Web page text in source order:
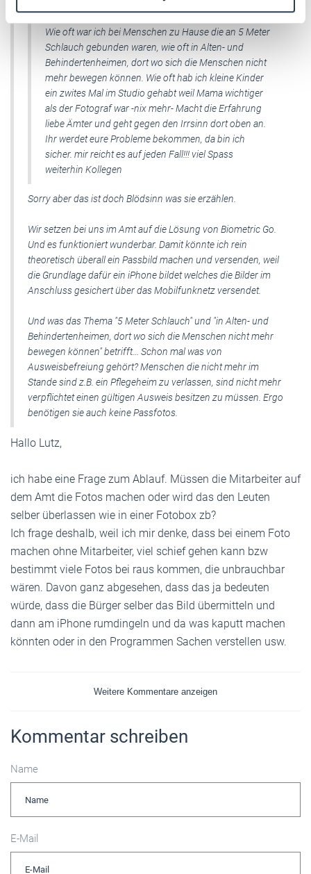
Weitere Informationen:Impressum Datenschutz
sehen wie sie ohne uns Fotografen zurecht kommen.
Wie oft war ich bei Menschen zu Hause die an 5 Meter
Schlauch gebunden waren, wie oft in Alten- und
Behindertenheimen, dort wo sich die Menschen nicht
mehr bewegen können. Wie oft hab ich kleine Kinder
ein zwites Mal im Studio gehabt weil Mama wichtiger
als der Fotograf war -nix mehr- Macht die Erfahrung
liebe Ämter und geht gegen den Irrsinn dort oben an.
Ihr werdet eure Probleme bekommen, da bin ich
sicher. mir reicht es auf jeden Fall!!! viel Spass
weiterhin Kollegen
Sorry aber das ist doch Blödsinn was sie erzählen.
Wir setzen bei uns im Amt auf die Lösung von Biometric Go.
Und es funktioniert wunderbar. Damit könnte ich rein
theoretisch überall ein Passbild machen und versenden, weil
die Grundlage dafür ein iPhone bildet welches die Bilder im
Anschluss gesichert über das Mobilfunknetz versendet.
Und was das Thema "5 Meter Schlauch" und "in Alten- und
Behindertenheimen, dort wo sich die Menschen nicht mehr
bewegen können" betrifft... Schon mal was von
Ausweisbefreiung gehört? Menschen die nicht mehr im
Stande sind z.B. ein Pflegeheim zu verlassen, sind nicht mehr
verpflichtet einen gültigen Ausweis besitzen zu müssen. Ergo
benötigen sie auch keine Passfotos.
Hallo Lutz,
ich habe eine Frage zum Ablauf. Müssen die Mitarbeiter auf
dem Amt die Fotos machen oder wird das den Leuten
selber überlassen wie in einer Fotobox zb?
Ich frage deshalb, weil ich mir denke, dass bei einem Foto
machen ohne Mitarbeiter, viel schief gehen kann bzw
bestimmt viele Fotos bei raus kommen, die unbrauchbar
wären. Davon ganz abgesehen, dass das ja bedeuten
würde, dass die Bürger selber das Bild übermitteln und
dann am iPhone rumdingeln und da was kaputt machen
könnten oder in den Programmen Sachen verstellen usw.
Weitere Kommentare anzeigen
Kommentar schreiben
Name
E-Mail